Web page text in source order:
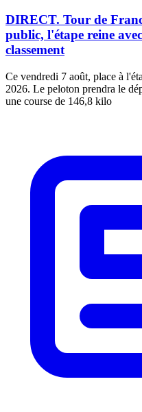
DIRECT. Tour de
public, l'étape reine
classement
Ce vendredi 7 août, place à
2026. Le peloton prendra le
une course de 146,8 kilo